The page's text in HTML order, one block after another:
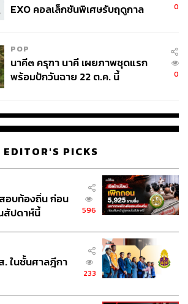
นนักแสดงนำ แบบเป็นส่วนตัว
มไม่ได้กลับอพาร์ตเมนต์ที่โมนาโก และ
ของขวัญสุดพิเศษรอผมอยู่ จริงๆ แล้วมัน
มเอง จะนับว่าเป็นอุปกรณ์ฝึกซ้อมก็ได้
Rig (ระบบจำลองขับ) ที่ผมสามารถ
างสิ่งนี้ขึ้นมา ทำให้เรามีอุปกรณ์ที่ดีที่สุด
าลัย นอกจากนี้ยังมีโลโก้ AA23 ที่
โอกาสกลับบ้านเร็วๆ นี้ ผมอาจจะลอง
EXO คอลเล็กชันพิเศษรับฤดูกาล
0
POP
นาคี๓ ครุฑา นาคี เผยภาพชุดแรก
พร้อมปักวันฉาย 22 ต.ค. นี้
0
EDITOR'S PICKS
อบท้องถิ่น ก่อน
สัปดาห์นี้
596
. ในชั้นศาลฎีกา
233